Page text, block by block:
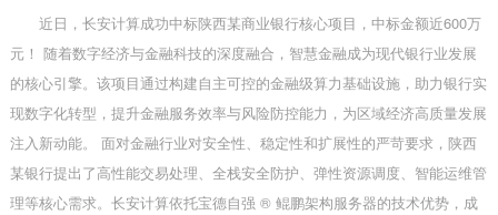
近日，长安计算成功中标陕西某商业银行核心项目，中标金额近600万
元！ 随着数字经济与金融科技的深度融合，智慧金融成为现代银行业发展
的核心引擎。该项目通过构建自主可控的金融级算力基础设施，助力银行实
现数字化转型，提升金融服务效率与风险防控能力，为区域经济高质量发展
注入新动能。 面对金融行业对安全性、稳定性和扩展性的严苛要求，陕西
某银行提出了高性能交易处理、全栈安全防护、弹性资源调度、智能运维管
理等核心需求。长安计算依托宝德自强 ® 鲲鹏架构服务器的技术优势，成